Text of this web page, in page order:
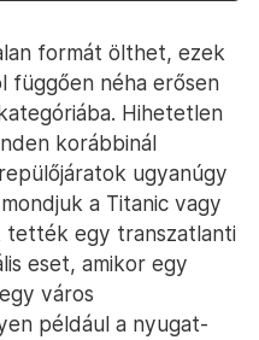
formát ölthet, ezek
függően néha erősen
Hihetetlen
korábbinál
ugyanúgy
a Titanic vagy
tették egy transzatlanti
eset, amikor egy
város
például a nyugat-